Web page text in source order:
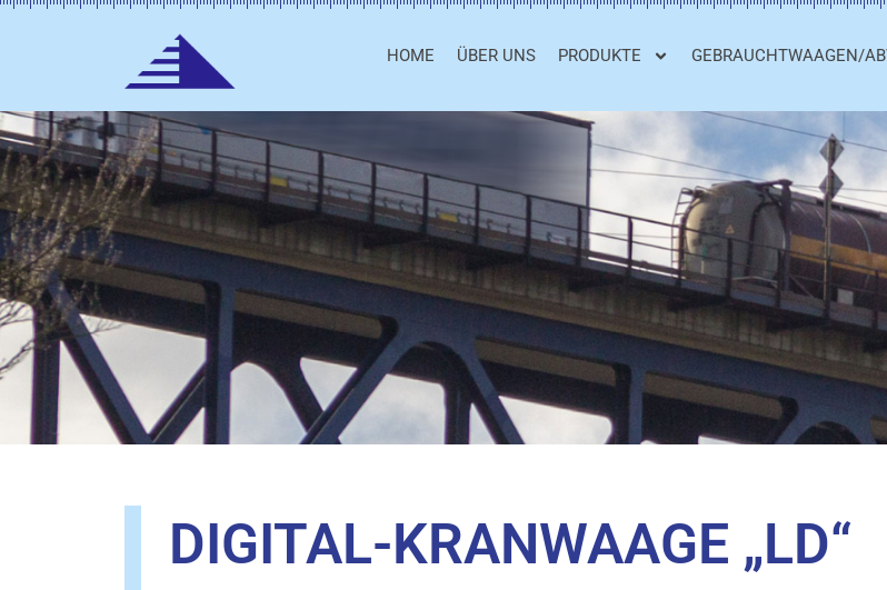
HOME ÜBER UNS PRODUKTE GEBRAUCHTWAAGEN/
DIGITAL-KRANWAAGE „LD“